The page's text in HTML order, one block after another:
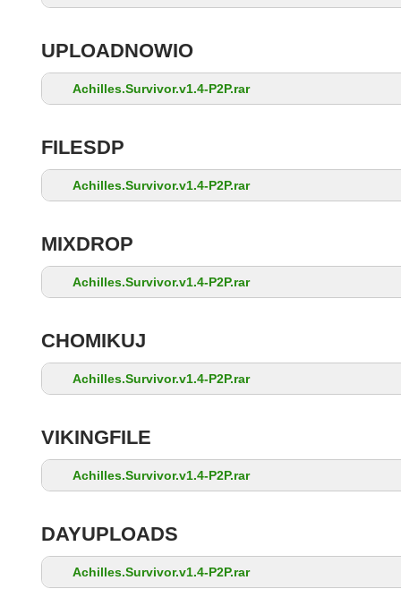
UPLOADNOWIO
Achilles.Survivor.v1.4-P2P.rar
FILESDP
Achilles.Survivor.v1.4-P2P.rar
MIXDROP
Achilles.Survivor.v1.4-P2P.rar
CHOMIKUJ
Achilles.Survivor.v1.4-P2P.rar
VIKINGFILE
Achilles.Survivor.v1.4-P2P.rar
DAYUPLOADS
Achilles.Survivor.v1.4-P2P.rar